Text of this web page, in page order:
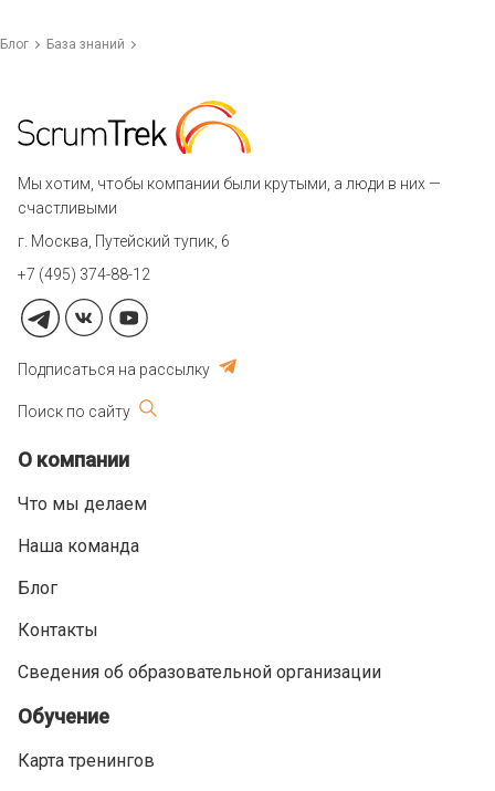
Блог База знаний
Мы хотим, чтобы компании были крутыми, а люди в них —
счастливыми
г. Москва, Путейский тупик, 6
+7 (495) 374-88-12
Подписаться на рассылку
Поиск по сайту
О компании
Что мы делаем
Наша команда
Блог
Контакты
Сведения об образовательной организации
Обучение
Карта тренингов